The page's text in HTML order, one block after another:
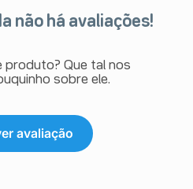
não há avaliações!
produto? Que tal nos
sobre ele.
avaliação